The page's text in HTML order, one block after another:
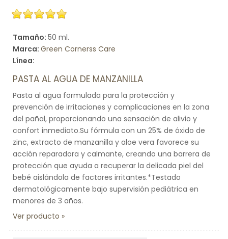
Tamaño: 50 ml.
Marca: Green Cornerss Care
Línea:
PASTA AL AGUA DE MANZANILLA
Pasta al agua formulada para la protección y
prevención de irritaciones y complicaciones en la zona
del pañal, proporcionando una sensación de alivio y
confort inmediato.Su fórmula con un 25% de óxido de
zinc, extracto de manzanilla y aloe vera favorece su
acción reparadora y calmante, creando una barrera de
protección que ayuda a recuperar la delicada piel del
bebé aislándola de factores irritantes.*Testado
dermatológicamente bajo supervisión pediátrica en
menores de 3 años.
Ver producto